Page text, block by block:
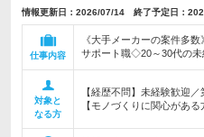
情報更新日：2026/07/14 終了予定日：
仕事内容
《大手メーカーの案件多
サポート職◇20～30代の未
対象と
なる方
【経歴不問】未経験歓迎
【モノづくりに関心がある